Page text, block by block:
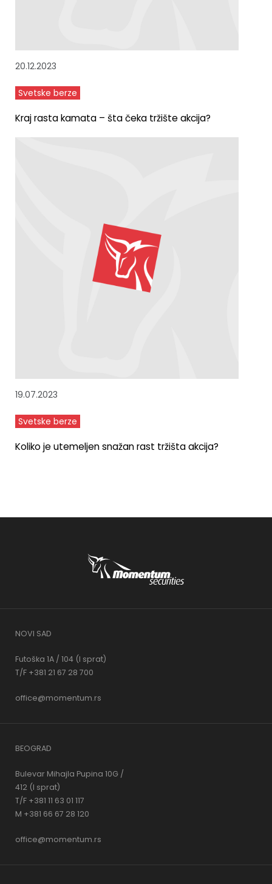
20.12.2023
Svetske berze
Kraj rasta kamata – šta čeka tržište akcija?
19.07.2023
Svetske berze
Koliko je utemeljen snažan rast tržišta akcija?
NOVI SAD
Futoška 1A / 104 (I sprat)
T/F +381 21 67 28 700
office@momentum.rs
BEOGRAD
Bulevar Mihajla Pupina 10G /
412 (I sprat)
T/F +381 11 63 01 117
M +381 66 67 28 120
office@momentum.rs